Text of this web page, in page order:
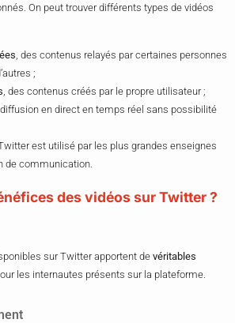
On peut trouver différents types de vidéos
, des contenus relayés par certaines personnes
;
, des contenus créés par le propre utilisateur ;
en direct en temps réel sans possibilité
est utilisé par les plus grandes enseignes
de communication.
des vidéos sur Twitter ?
sur Twitter apportent de véritables
les internautes présents sur la plateforme.